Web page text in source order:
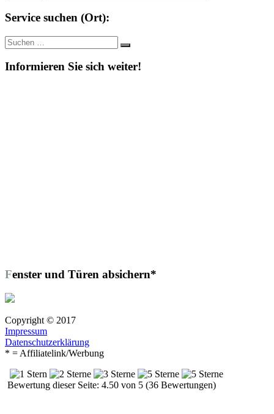
Service suchen (Ort):
Suche
nach:
Suchen
Informieren Sie sich weiter!
Fenster und Türen absichern*
Copyright © 2017
Impressum
Datenschutzerklärung
* = Affiliatelink/Werbung
Bewertung dieser Seite: 4.50 von 5 (36 Bewertungen)